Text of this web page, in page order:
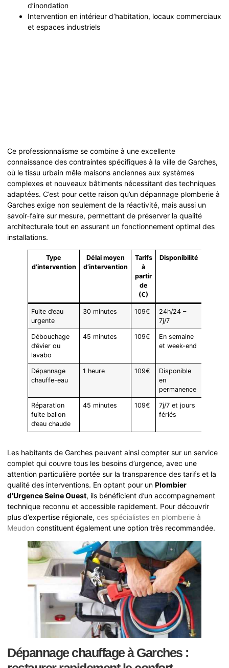
d’inondation
Intervention en intérieur d’habitation, locaux commerciaux
et espaces industriels
Ce professionnalisme se combine à une excellente
connaissance des contraintes spécifiques à la ville de Garches,
où le tissu urbain mêle maisons anciennes aux systèmes
complexes et nouveaux bâtiments nécessitant des techniques
adaptées. C’est pour cette raison qu’un dépannage plomberie à
Garches exige non seulement de la réactivité, mais aussi un
savoir-faire sur mesure, permettant de préserver la qualité
architecturale tout en assurant un fonctionnement optimal des
installations.
Type
d’intervention
Délai moyen
d’intervention
Tarifs
à
partir
de
(€)
Disponibilité
Fuite d’eau
urgente
30 minutes 109€
24h/24 –
7j/7
Débouchage
d’évier ou
lavabo
45 minutes 109€
En semaine
et week-end
Dépannage
chauffe-eau
1 heure 109€
Disponible
en
permanence
Réparation
fuite ballon
d’eau chaude
45 minutes 109€
7j/7 et jours
fériés
Les habitants de Garches peuvent ainsi compter sur un service
complet qui couvre tous les besoins d’urgence, avec une
attention particulière portée sur la transparence des tarifs et la
qualité des interventions. En optant pour un Plombier
d’Urgence Seine Ouest, ils bénéficient d’un accompagnement
technique reconnu et accessible rapidement. Pour découvrir
plus d’expertise régionale, ces spécialistes en plomberie à
Meudon constituent également une option très recommandée.
Dépannage chauffage à Garches :